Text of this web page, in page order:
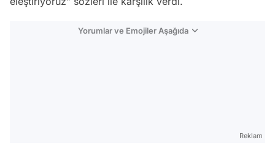
Yorumlar ve Emojiler Aşağıda
Reklam